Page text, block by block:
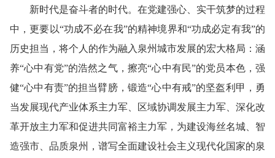
新时代是奋斗者的时代。在党建强心、实干筑梦的过程
中，更要以“功成不必在我”的精神境界和“功成必定有我”的
历史担当，将个人的作为融入泉州城市发展的宏大格局：涵
养“心中有党”的浩然之气，擦亮“心中有民”的党员本色，强
健“心中有责”的担当臂膀，锻造“心中有戒”的坚盔利甲，勇
当发展现代产业体系主力军、区域协调发展主力军、深化改
革开放主力军和促进共同富裕主力军，为建设海丝名城、智
造强市、品质泉州，谱写全面建设社会主义现代化国家的泉